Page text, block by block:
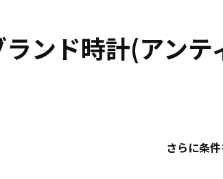
ンド時計(アンテ
さらに条